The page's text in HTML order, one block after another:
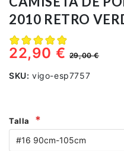
2010 RETRO
22,90 €29,00 €
SKU: vigo-esp7757
Talla